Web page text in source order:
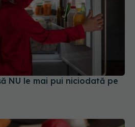
NU le mai pui niciodată pe